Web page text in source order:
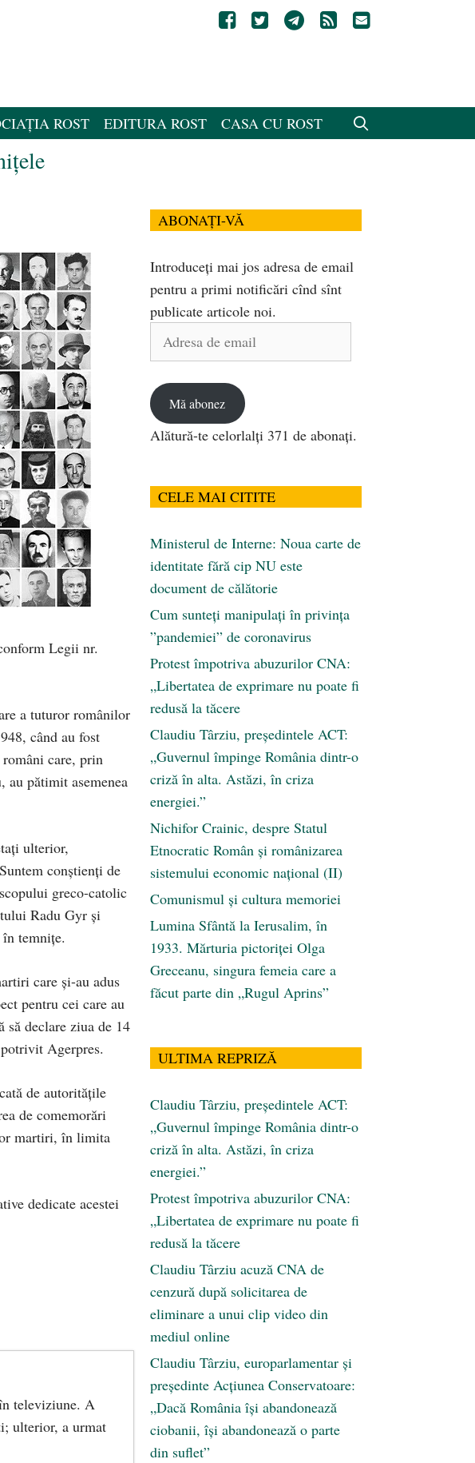
ROST EDITURA ROST CASA CU ROST
Legii nr.
a tuturor românilor
când au fost
care, prin
au pătimit asemenea
ulterior,
conştienţi de
greco-catolic
Radu Gyr şi
temniţe.
care şi-au adus
pentru cei care au
declare ziua de 14
Agerpres.
de autorităţile
de comemorări
martiri, în limita
dedicate acestei
televiziune. A
ulterior, a urmat
ABONAȚI-VĂ
Introduceți mai jos adresa de email
pentru a primi notificări cînd sînt
publicate articole noi.
Adresa
Mă abonez
Alătură-te celorlalți 371 de abonați.
CELE MAI CITITE
Ministerul de Interne: Noua carte de
identitate fără cip NU este
document de călătorie
Cum sunteți manipulați în privința
”pandemiei” de coronavirus
Protest împotriva abuzurilor CNA:
„Libertatea de exprimare nu poate fi
redusă la tăcere
Claudiu Târziu, președintele ACT:
„Guvernul împinge România dintr-o
criză în alta. Astăzi, în criza
energiei.”
Nichifor Crainic, despre Statul
Etnocratic Român şi românizarea
sistemului economic naţional (II)
Comunismul şi cultura memoriei
Lumina Sfântă la Ierusalim, în
1933. Mărturia pictoriței Olga
Greceanu, singura femeia care a
făcut parte din „Rugul Aprins”
ULTIMA REPRIZĂ
Claudiu Târziu, președintele ACT:
„Guvernul împinge România dintr-o
criză în alta. Astăzi, în criza
energiei.”
Protest împotriva abuzurilor CNA:
„Libertatea de exprimare nu poate fi
redusă la tăcere
Claudiu Târziu acuză CNA de
cenzură după solicitarea de
eliminare a unui clip video din
mediul online
Claudiu Târziu, europarlamentar și
președinte Acțiunea Conservatoare:
„Dacă România își abandonează
ciobanii, își abandonează o parte
din suflet”